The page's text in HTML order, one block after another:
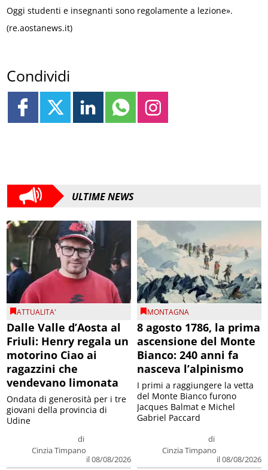
Oggi studenti e insegnanti sono regolamente a lezione».
(re.aostanews.it)
Condividi
ULTIME NEWS
ATTUALITA'
Dalle Valle d’Aosta al
Friuli: Henry regala un
motorino Ciao ai
ragazzini che
vendevano limonata
di
Cinzia Timpano
il 08/08/2026
Ondata di generosità per i tre
giovani della provincia di
Udine
MONTAGNA
8 agosto 1786, la prima
ascensione del Monte
Bianco: 240 anni fa
nasceva l’alpinismo
di
Cinzia Timpano
il 08/08/2026
I primi a raggiungere la vetta
del Monte Bianco furono
Jacques Balmat e Michel
Gabriel Paccard